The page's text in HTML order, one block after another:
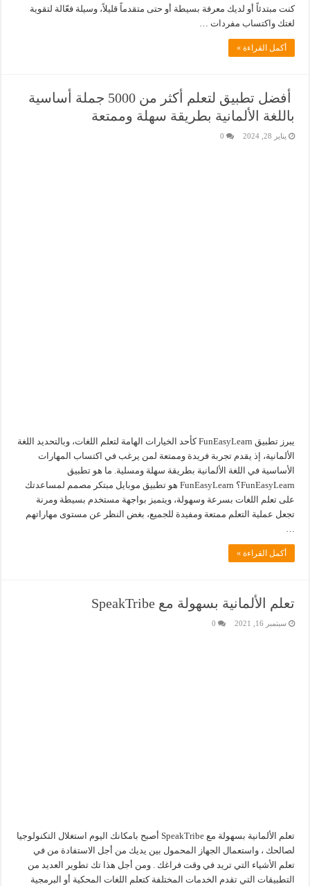
كنت مبتدئاً أو لديك معرفة بسيطة أو حتى متقدماً قليلاً، وسيلة فعّالة لتقوية
لغتك واكتساب مفردات …
أكمل القراءة »
أفضل تطبيق لتعلم أكثر من 5000 جملة أساسية
باللغة الألمانية بطريقة سهلة وممتعة
يناير 28, 2024 0
يبرز تطبيق FunEasyLearn كأحد الخيارات الهامة لتعلم اللغات، وبالتحديد اللغة
الألمانية، إذ يقدم تجربة فريدة وممتعة لمن يرغب في اكتساب المهارات
الأساسية في اللغة الألمانية بطريقة سهلة ومسلية. ما هو تطبيق
FunEasyLearn؟ FunEasyLearn هو تطبيق موبايل مبتكر مصمم لمساعدتك
على تعلم اللغات بسرعة وسهولة، ويتميز بواجهة مستخدم بسيطة ومرنة
تجعل عملية التعلم ممتعة ومفيدة للجميع، بغض النظر عن مستوى مهاراتهم
…
أكمل القراءة »
تعلم الألمانية بسهولة مع SpeakTribe
سبتمبر 16, 2021 0
تعلم الألمانية بسهولة مع SpeakTribe أصبح بامكانك اليوم استغلال التكنولوجيا
لصالحك ، واستعمال الجهاز المحمول بين يديك من أجل الاستفادة من في
تعلم الأشياء التي تريد في وقت فراغك . ومن أجل هذا تك تطوير العديد من
التطبيقات التي تقدم الخدمات المختلفة كتعلم اللغات المحكية أو البرمجية